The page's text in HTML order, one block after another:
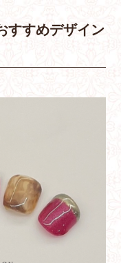
すすめデザイン